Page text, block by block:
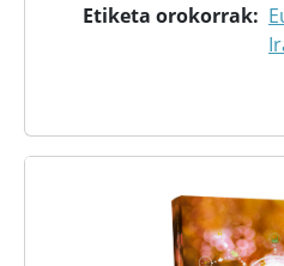
Etiketa orokorrak